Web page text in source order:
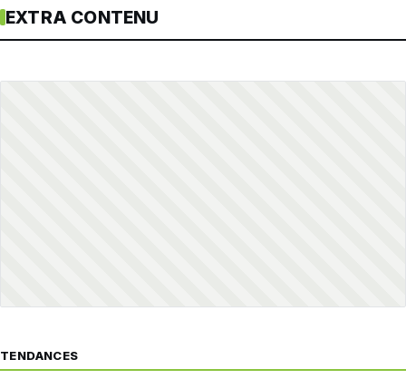
EXTRA CONTENU
TENDANCES